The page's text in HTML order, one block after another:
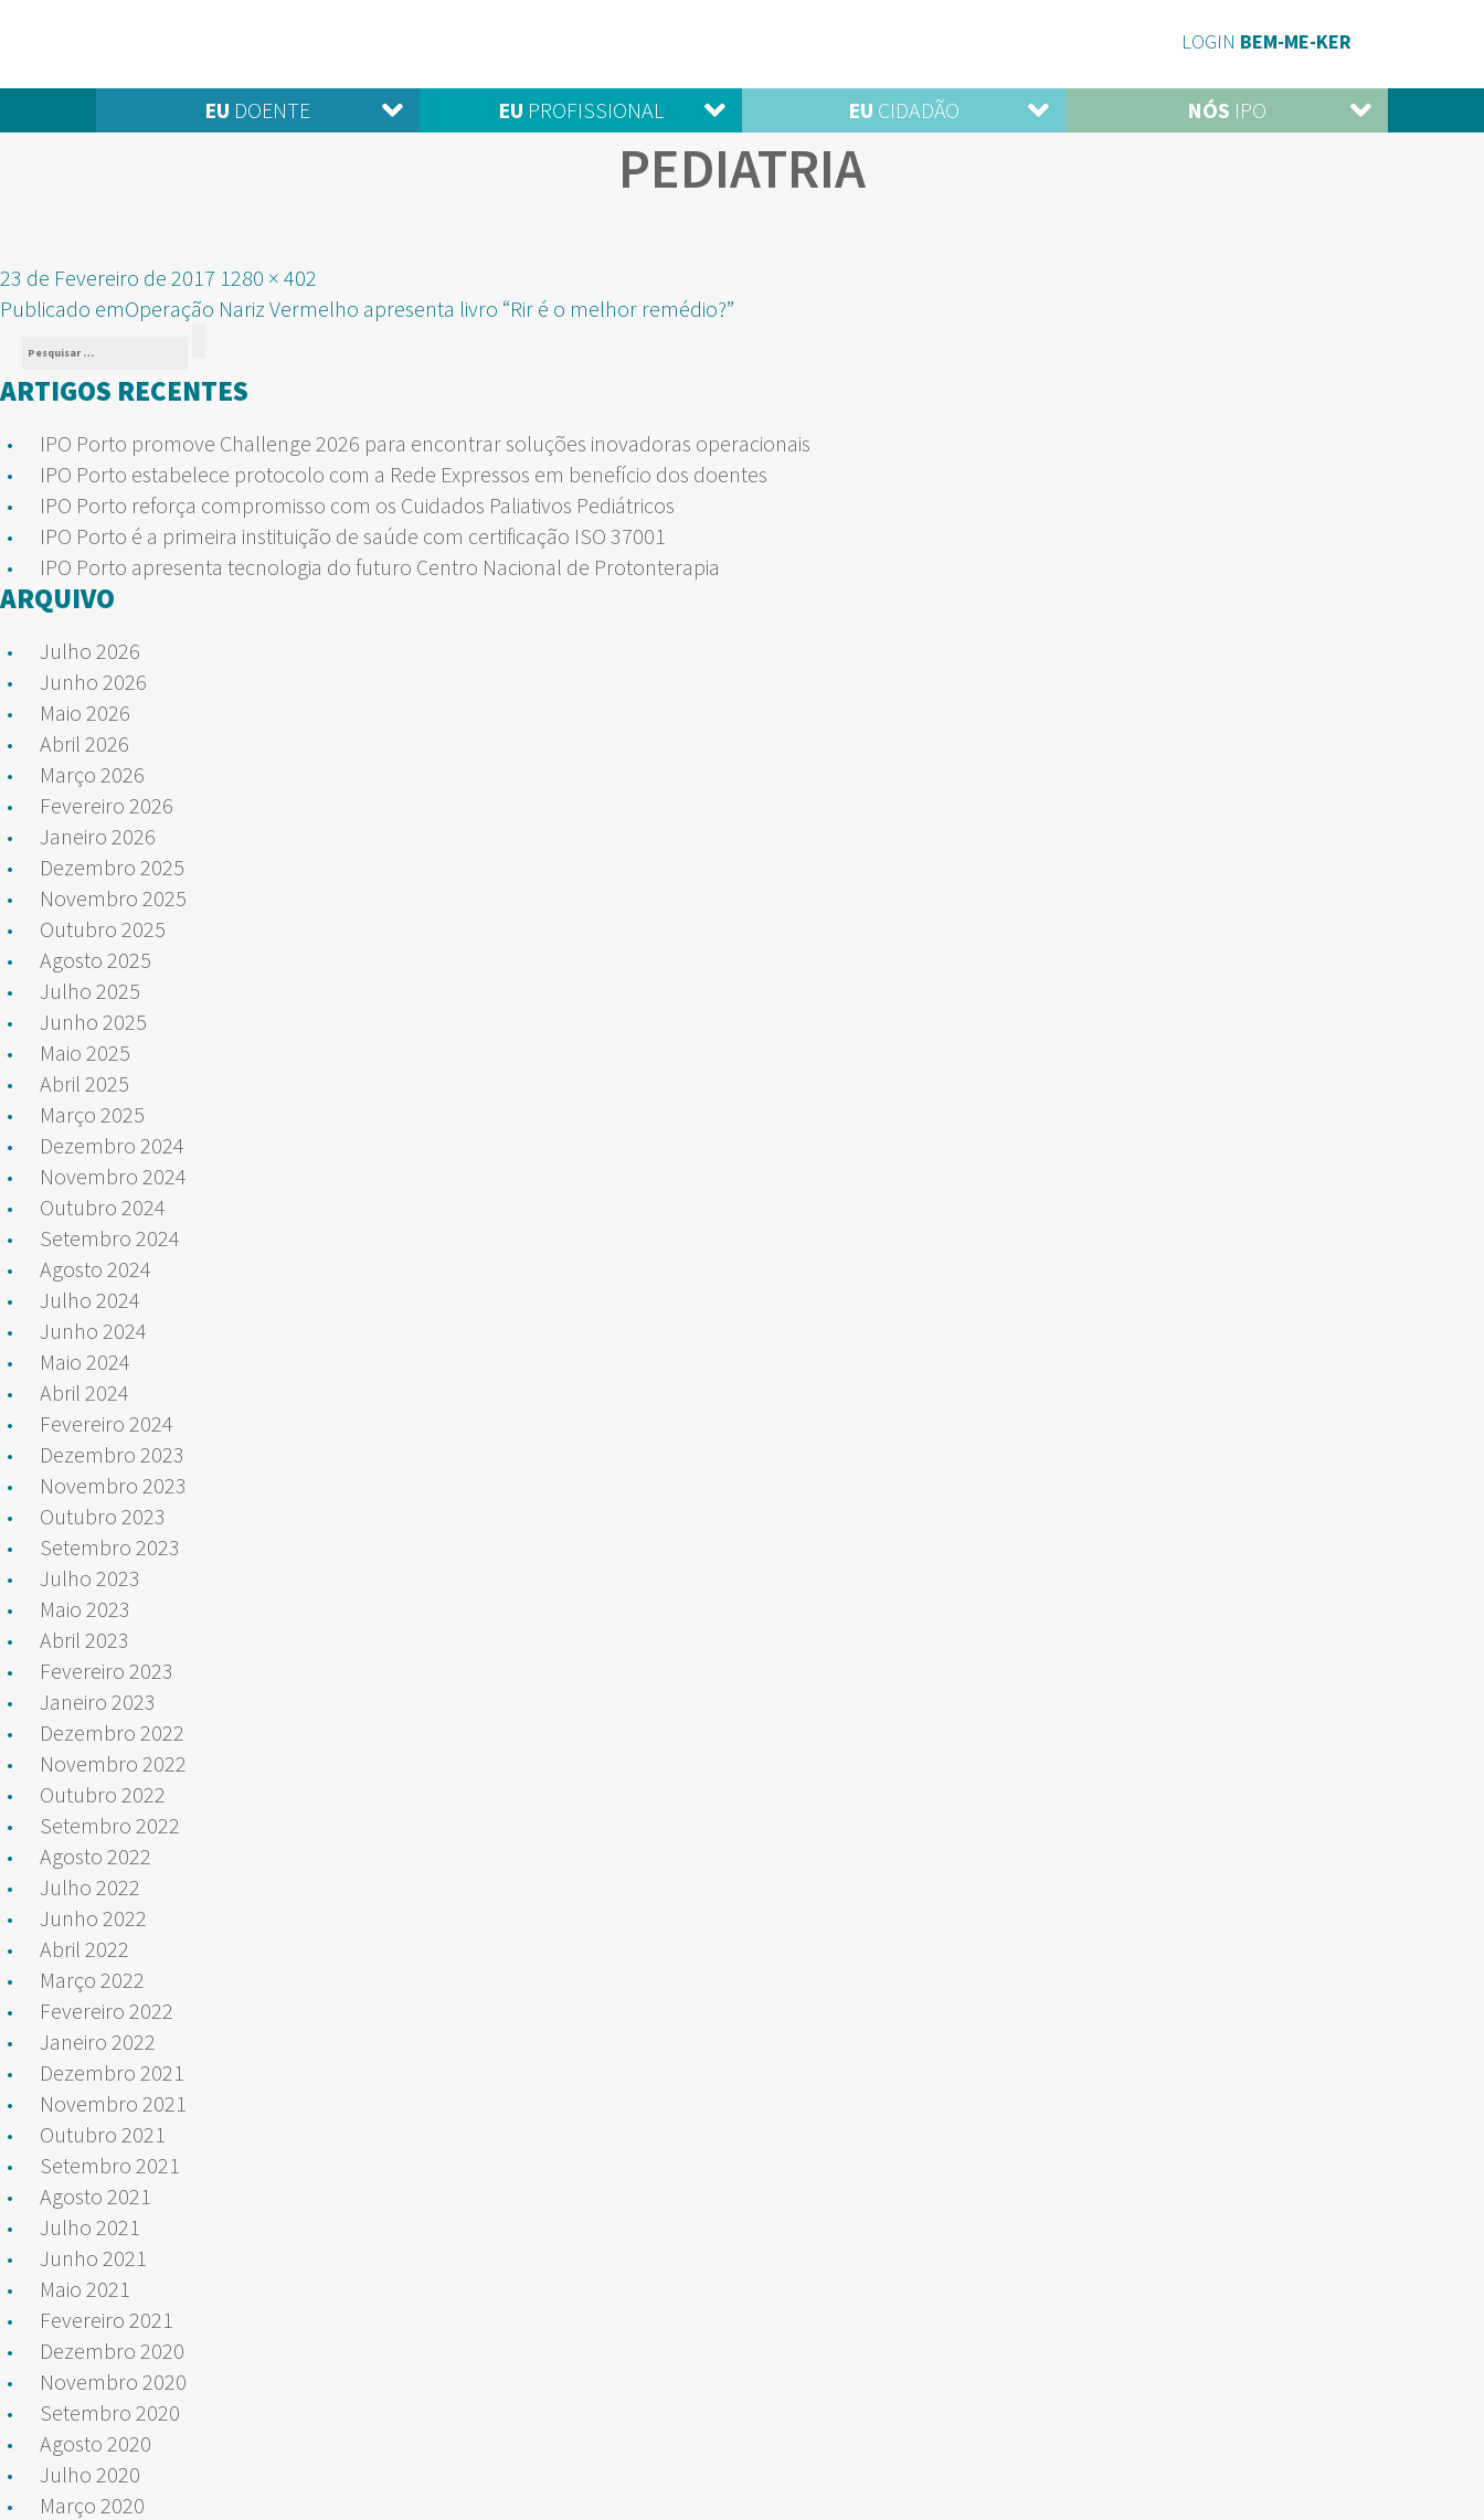
LOGIN BEM-ME-KER
EU DOENTE EU PROFISSIONAL EU CIDADÃO NÓS IPO
PEDIATRIA
Publicado
em
23 de Fevereiro de 2017 Tamanho
real
1280 × 402
NAVEGAÇÃO
DE
ARTIGOS
Publicado emOperação Nariz Vermelho apresenta livro “Rir é o melhor remédio?”
Pesquisar
por:
ARTIGOS RECENTES
IPO Porto promove Challenge 2026 para encontrar soluções inovadoras operacionais
IPO Porto estabelece protocolo com a Rede Expressos em benefício dos doentes
IPO Porto reforça compromisso com os Cuidados Paliativos Pediátricos
IPO Porto é a primeira instituição de saúde com certificação ISO 37001
IPO Porto apresenta tecnologia do futuro Centro Nacional de Protonterapia
ARQUIVO
Julho 2026
Junho 2026
Maio 2026
Abril 2026
Março 2026
Fevereiro 2026
Janeiro 2026
Dezembro 2025
Novembro 2025
Outubro 2025
Agosto 2025
Julho 2025
Junho 2025
Maio 2025
Abril 2025
Março 2025
Dezembro 2024
Novembro 2024
Outubro 2024
Setembro 2024
Agosto 2024
Julho 2024
Junho 2024
Maio 2024
Abril 2024
Fevereiro 2024
Dezembro 2023
Novembro 2023
Outubro 2023
Setembro 2023
Julho 2023
Maio 2023
Abril 2023
Fevereiro 2023
Janeiro 2023
Dezembro 2022
Novembro 2022
Outubro 2022
Setembro 2022
Agosto 2022
Julho 2022
Junho 2022
Abril 2022
Março 2022
Fevereiro 2022
Janeiro 2022
Dezembro 2021
Novembro 2021
Outubro 2021
Setembro 2021
Agosto 2021
Julho 2021
Junho 2021
Maio 2021
Fevereiro 2021
Dezembro 2020
Novembro 2020
Setembro 2020
Agosto 2020
Julho 2020
Março 2020